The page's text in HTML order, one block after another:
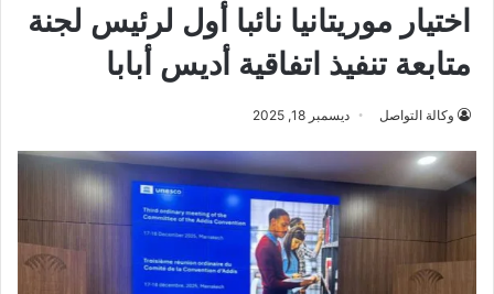
اختيار موريتانيا نائبا أول لرئيس لجنة
متابعة تنفيذ اتفاقية أديس أبابا
وكالة التواصل ديسمبر 18, 2025